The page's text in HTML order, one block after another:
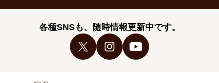
各種SNSも、随時情報更新中です。